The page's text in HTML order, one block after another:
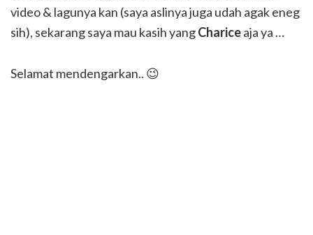
video & lagunya kan (saya aslinya juga udah agak eneg
sih), sekarang saya mau kasih yangChariceaja ya …
Selamat mendengarkan.. 😉